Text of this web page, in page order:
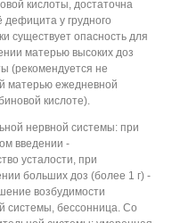
кислоты, достаточна
у грудного
существует опасность для
матерью высоких доз
(рекомендуется не
матерью ежедневной
кислоте).
нервной системы: при
введении -
усталости, при
больших доз (более 1 г) -
возбудимости
системы, бессонница. Со